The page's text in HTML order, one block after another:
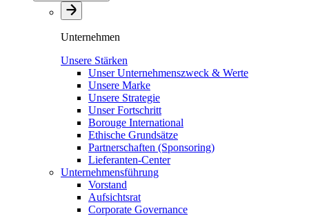
Unternehmen
Unsere Stärken
Unser Unternehmenszweck & Werte
Unsere Marke
Unsere Strategie
Unser Fortschritt
Borouge International
Ethische Grundsätze
Partnerschaften (Sponsoring)
Lieferanten-Center
Unternehmensführung
Vorstand
Aufsichtsrat
Corporate Governance